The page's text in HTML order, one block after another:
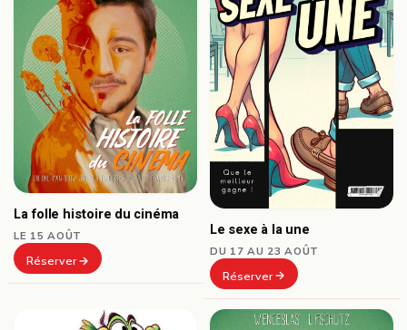
La folle histoire du cinéma
LE 15 AOÛT
Réserver
Le sexe à la une
DU 17 AU 23 AOÛT
Réserver